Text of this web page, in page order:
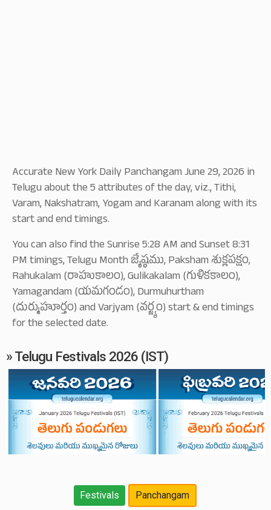
Accurate New York Daily Panchangam June 29, 2026 in
Telugu about the 5 attributes of the day, viz., Tithi,
Varam, Nakshatram, Yogam and Karanam along with its
start and end timings.
You can also find the Sunrise 5:28 AM and Sunset 8:31
PM timings, Telugu Month జ్యేష్ఠము, Paksham శుక్లపక్షం,
Rahukalam (రాహుకాలం), Gulikakalam (గుళికకాలం),
Yamagandam (యమగండం), Durmuhurtham
(దుర్ముహూర్తం) and Varjyam (వర్జ్యం) start & end timings
for the selected date.
» Telugu Festivals 2026 (IST)
Festivals Panchangam